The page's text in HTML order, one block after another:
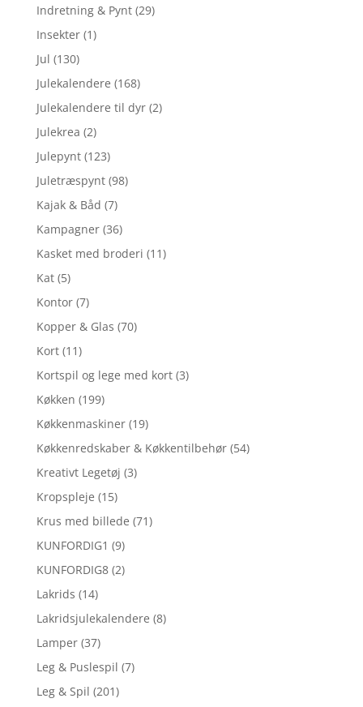
Indretning & Pynt (29)
Insekter (1)
Jul (130)
Julekalendere (168)
Julekalendere til dyr (2)
Julekrea (2)
Julepynt (123)
Juletræspynt (98)
Kajak & Båd (7)
Kampagner (36)
Kasket med broderi (11)
Kat (5)
Kontor (7)
Kopper & Glas (70)
Kort (11)
Kortspil og lege med kort (3)
Køkken (199)
Køkkenmaskiner (19)
Køkkenredskaber & Køkkentilbehør (54)
Kreativt Legetøj (3)
Kropspleje (15)
Krus med billede (71)
KUNFORDIG1 (9)
KUNFORDIG8 (2)
Lakrids (14)
Lakridsjulekalendere (8)
Lamper (37)
Leg & Puslespil (7)
Leg & Spil (201)